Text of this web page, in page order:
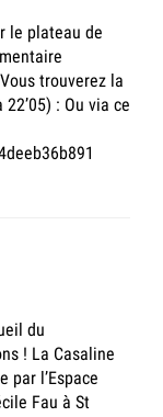
le plateau de
trouverez la
: Ou via ce
du
! La Casaline
l’Espace
Fau à St